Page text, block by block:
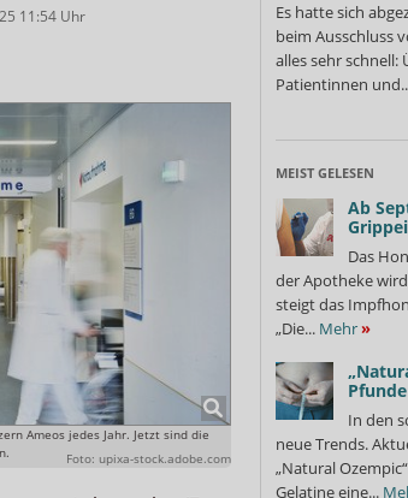
11:54 Uhr
Ameos jedes Jahr. Jetzt sind die
Foto: upixa-stock.adobe.com
Es hatte sich
beim Ausschluss
alles sehr schnell:
Patientinnen
MEIST GELESEN
Ab
Das
der Apotheke
steigt das
„Die... Mehr»
In den
neue Trends.
„Natural
Gelatine eine...